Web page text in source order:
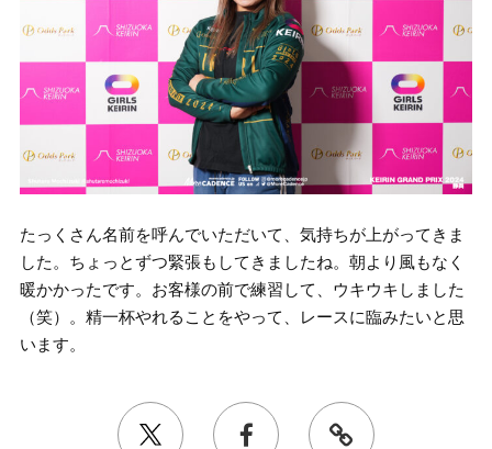
たっくさん名前を呼んでいただいて、気持ちが上がってきま
した。ちょっとずつ緊張もしてきましたね。朝より風もなく
暖かかったです。お客様の前で練習して、ウキウキしました
（笑）。精一杯やれることをやって、レースに臨みたいと思
います。